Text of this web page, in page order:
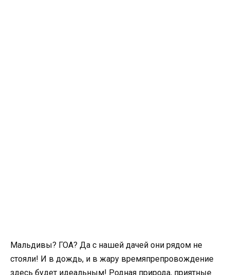
Мальдивы? ГОА? Да с нашей дачей они рядом не
стояли! И в дождь, и в жару времяпрепровождение
здесь будет идеальным! Родная природа, приятные